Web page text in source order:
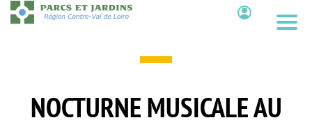
Aller
au
NOCTURNE MUSICALE AU